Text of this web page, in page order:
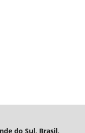
do Sul, Brasil,